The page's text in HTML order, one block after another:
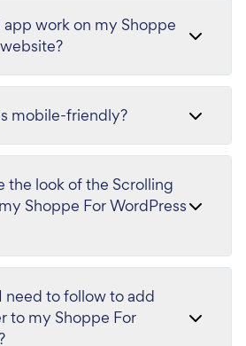
work on my Shoppe
mobile-friendly?
the look of the Scrolling
Shoppe For WordPress
need to follow to add
to my Shoppe For